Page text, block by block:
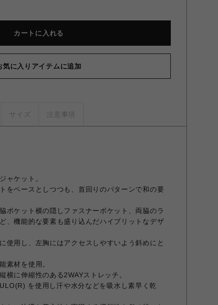
カートに入れる
気に入りアイテムに追加
サイズ 注意事項
ャケット。
をベースとしつつも、首回りのパターンで和の要
ポケット横の隠しファスナーポケット、両脇のラ
、機能的な要素も盛り込んだハイブリットなデザ
使用し、左胸にはアクセスしやすいよう斜めにと
素材を使用。
横に伸縮性のある2WAYストレッチ。
を使用し汗や水分などを吸水し素早く乾